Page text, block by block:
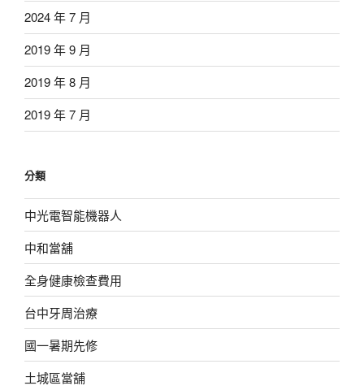
2024 年 7 月
2019 年 9 月
2019 年 8 月
2019 年 7 月
分類
中光電智能機器人
中和當舖
全身健康檢查費用
台中牙周治療
國一暑期先修
土城區當舖